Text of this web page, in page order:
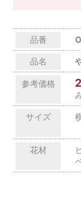
品番
品名
参考価格
サイズ
花材